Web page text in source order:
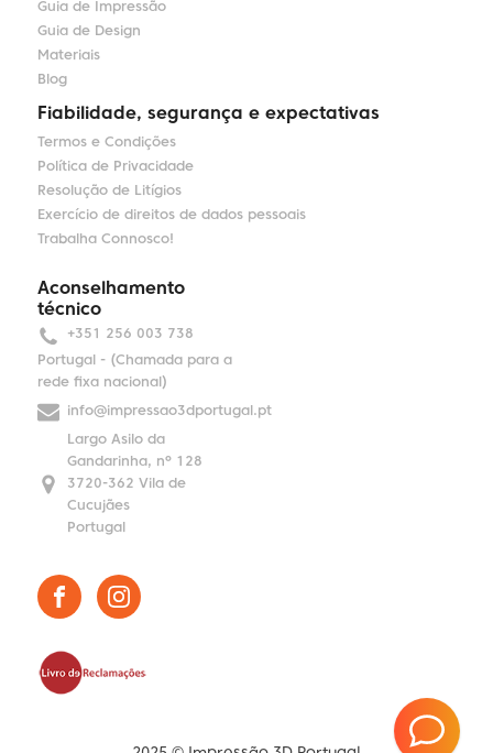
Guia de Impressão
Guia de Design
Materiais
Blog
Fiabilidade, segurança e expectativas
Termos e Condições
Política de Privacidade
Resolução de Litígios
Exercício de direitos de dados pessoais
Trabalha Connosco!
Aconselhamento
técnico
+351 256 003 738
Portugal - (Chamada para a
rede fixa nacional)
info@impressao3dportugal.pt
Largo Asilo da
Gandarinha, nº 128
3720-362 Vila de
Cucujães
Portugal